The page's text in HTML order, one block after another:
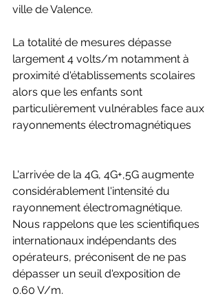
ville de Valence.
La totalité de mesures dépasse
largement 4 volts/m notamment à
proximité d'établissements scolaires
alors que les enfants sont
particulièrement vulnérables face aux
rayonnements électromagnétiques
L'arrivée de la 4G, 4G+,5G augmente
considérablement l'intensité du
rayonnement électromagnétique.
Nous rappelons que les scientifiques
internationaux indépendants des
opérateurs, préconisent de ne pas
dépasser un seuil d'exposition de
0.60 V/m.